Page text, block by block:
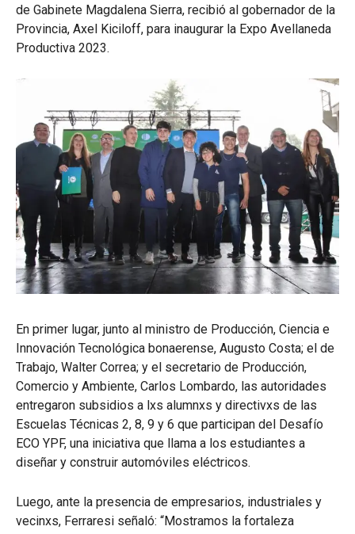
de Gabinete Magdalena Sierra, recibió al gobernador de la
Provincia, Axel Kiciloff, para inaugurar la Expo Avellaneda
Productiva 2023.
En primer lugar, junto al ministro de Producción, Ciencia e
Innovación Tecnológica bonaerense, Augusto Costa; el de
Trabajo, Walter Correa; y el secretario de Producción,
Comercio y Ambiente, Carlos Lombardo, las autoridades
entregaron subsidios a lxs alumnxs y directivxs de las
Escuelas Técnicas 2, 8, 9 y 6 que participan del Desafío
ECO YPF, una iniciativa que llama a los estudiantes a
diseñar y construir automóviles eléctricos.
Luego, ante la presencia de empresarios, industriales y
vecinxs, Ferraresi señaló: “Mostramos la fortaleza